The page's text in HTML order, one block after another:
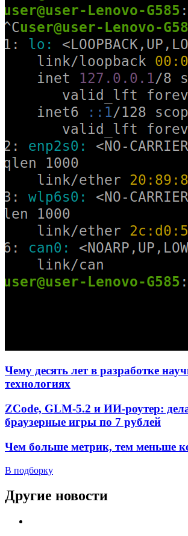
Чему десять лет в разработке
технологиях
ZCode, GLM-5.2 и ИИ-роутер:
браузерные игры по 7 рублей
Чем больше метрик, тем меньше
В подборку
Другие новости